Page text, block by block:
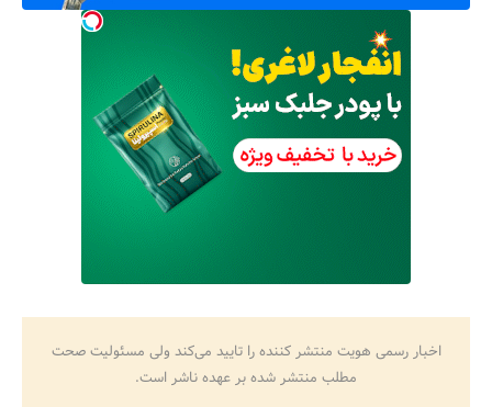
اخبار رسمی هویت منتشر کننده را تایید می‌کند ولی مسئولیت صحت
مطلب منتشر شده بر عهده ناشر است.